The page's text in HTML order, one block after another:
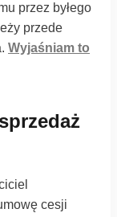
przez byłego
przede
Wyjaśniam to
cesji